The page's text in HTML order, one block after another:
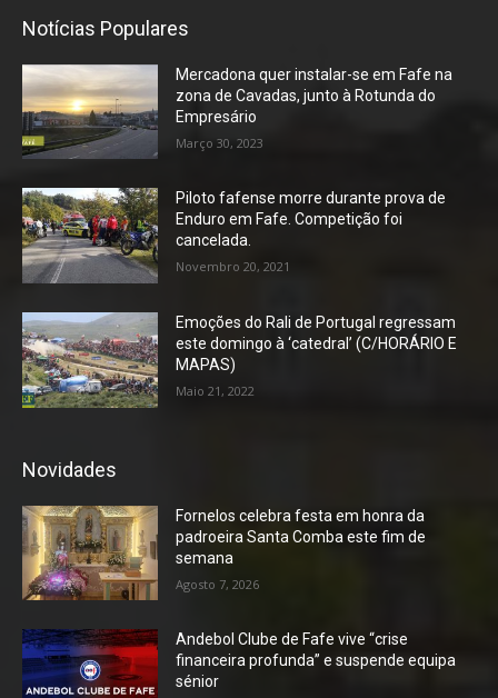
Notícias Populares
Mercadona quer instalar-se em Fafe na
zona de Cavadas, junto à Rotunda do
Empresário
Março 30, 2023
Piloto fafense morre durante prova de
Enduro em Fafe. Competição foi
cancelada.
Novembro 20, 2021
Emoções do Rali de Portugal regressam
este domingo à ‘catedral’ (C/HORÁRIO E
MAPAS)
Maio 21, 2022
Novidades
Fornelos celebra festa em honra da
padroeira Santa Comba este fim de
semana
Agosto 7, 2026
Andebol Clube de Fafe vive “crise
financeira profunda” e suspende equipa
sénior